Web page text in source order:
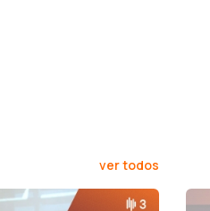
ver todos